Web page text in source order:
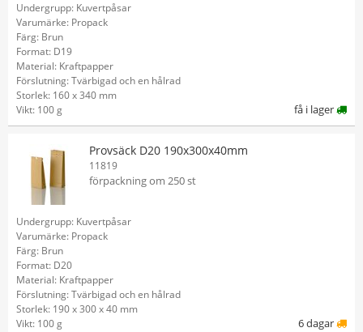
Undergrupp: Kuvertpåsar
Varumärke: Propack
Färg: Brun
Format: D19
Material: Kraftpapper
Förslutning: Tvärbigad och en hålrad
Storlek: 160 x 340 mm
Vikt: 100 g
få i lager
Provsäck D20 190x300x40mm
11819
förpackning om 250 st
Undergrupp: Kuvertpåsar
Varumärke: Propack
Färg: Brun
Format: D20
Material: Kraftpapper
Förslutning: Tvärbigad och en hålrad
Storlek: 190 x 300 x 40 mm
Vikt: 100 g
6 dagar